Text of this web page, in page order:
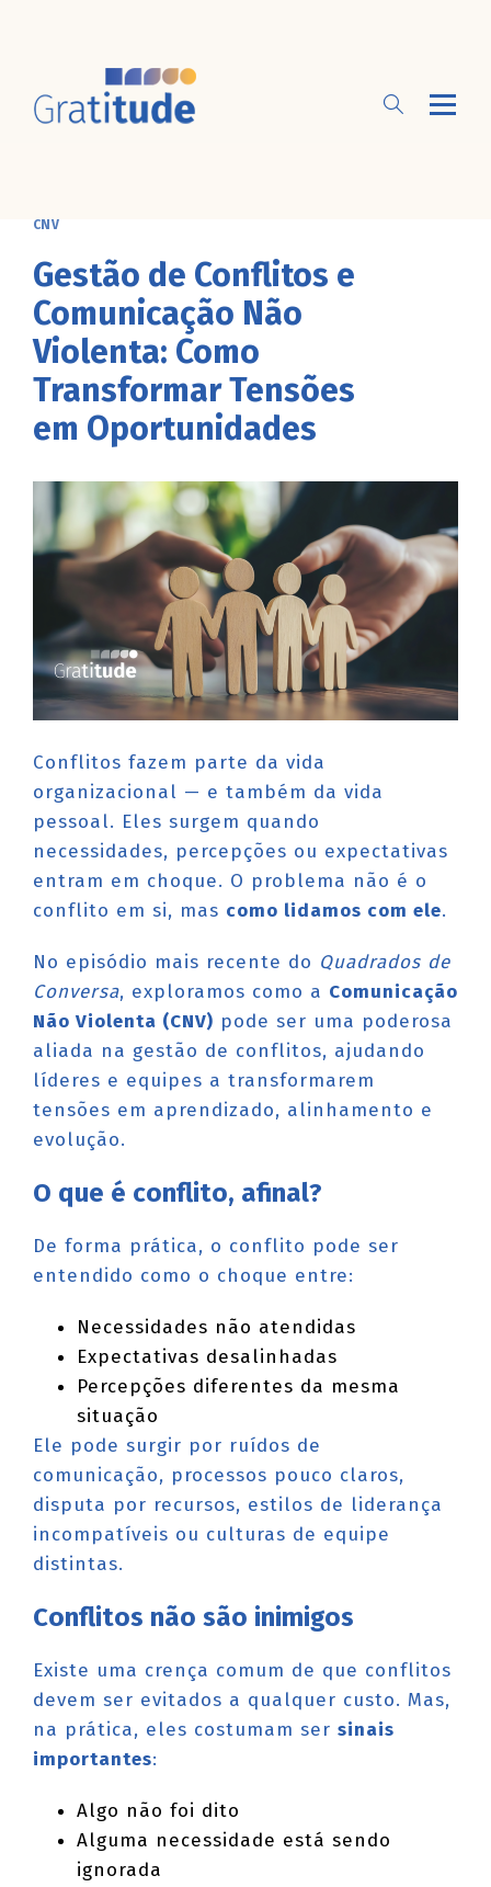
CNV
Gestão de Conflitos e
Comunicação Não
Violenta: Como
Transformar Tensões
em Oportunidades
Conflitos fazem parte da vida
organizacional — e também da vida
pessoal. Eles surgem quando
necessidades, percepções ou expectativas
entram em choque. O problema não é o
conflito em si, mas como lidamos com ele.
No episódio mais recente do Quadrados de
Conversa, exploramos como a Comunicação
Não Violenta (CNV) pode ser uma poderosa
aliada na gestão de conflitos, ajudando
líderes e equipes a transformarem
tensões em aprendizado, alinhamento e
evolução.
O que é conflito, afinal?
De forma prática, o conflito pode ser
entendido como o choque entre:
Necessidades não atendidas
Expectativas desalinhadas
Percepções diferentes da mesma
situação
Ele pode surgir por ruídos de
comunicação, processos pouco claros,
disputa por recursos, estilos de liderança
incompatíveis ou culturas de equipe
distintas.
Conflitos não são inimigos
Existe uma crença comum de que conflitos
devem ser evitados a qualquer custo. Mas,
na prática, eles costumam ser sinais
importantes:
Algo não foi dito
Alguma necessidade está sendo
ignorada